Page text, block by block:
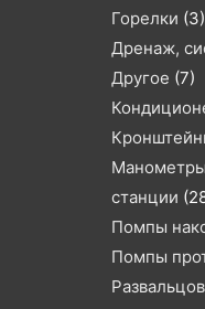
Горелки (3)
Дренаж,
Другое (7)
станции
Помпы
Помпы